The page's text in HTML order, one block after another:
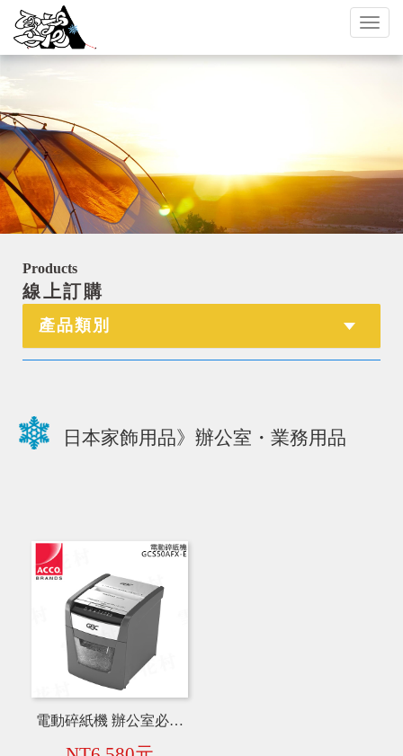
Toggle
Products
線上訂購
產品類別
日本家飾用品》辦公室・業務用品
電動碎紙機 辦公室必備【日本優選品牌】